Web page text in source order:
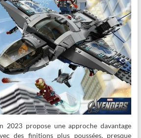
2023 propose une approche davantage
des finitions plus poussées, presque